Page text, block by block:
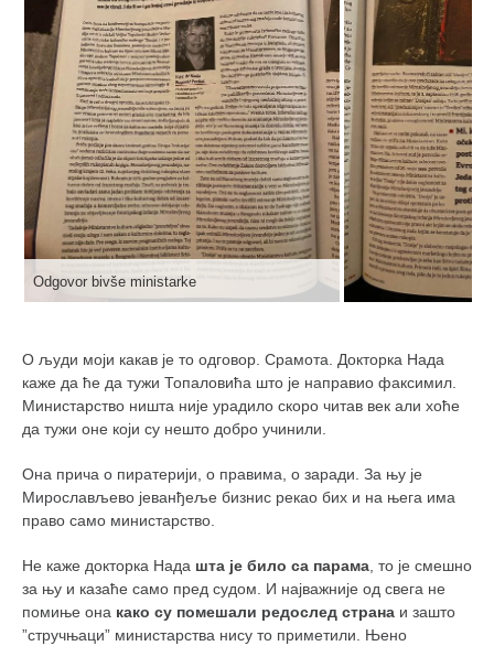
Odgovor bivše ministarke
О људи моји какав је то одговор. Срамота. Докторка Нада
каже да ће да тужи Топаловића што је направио факсимил.
Министарство ништа није урадило скоро читав век али хоће
да тужи оне који су нешто добро учинили.
Она прича о пиратерији, о правима, о заради. За њу је
Мирослављево јеванђеље бизнис рекао бих и на њега има
право само министарство.
Не каже докторка Нада шта је било са парама , то је смешно
за њу и казаће само пред судом. И најважније од свега не
помиње она како су помешали редослед страна и зашто
”стручњаци” министарства нису то приметили. Њено